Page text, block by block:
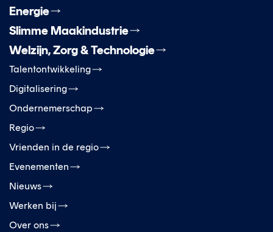
Energie
Slimme Maakindustrie
Welzijn, Zorg & Technologie
Talentontwikkeling
Digitalisering
Ondernemerschap
Regio
Vrienden in de regio
Evenementen
Nieuws
Werken bij
Over ons